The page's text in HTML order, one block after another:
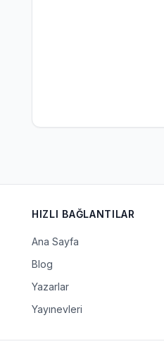
HIZLI BAĞLANTILAR
Ana Sayfa
Blog
Yazarlar
Yayınevleri